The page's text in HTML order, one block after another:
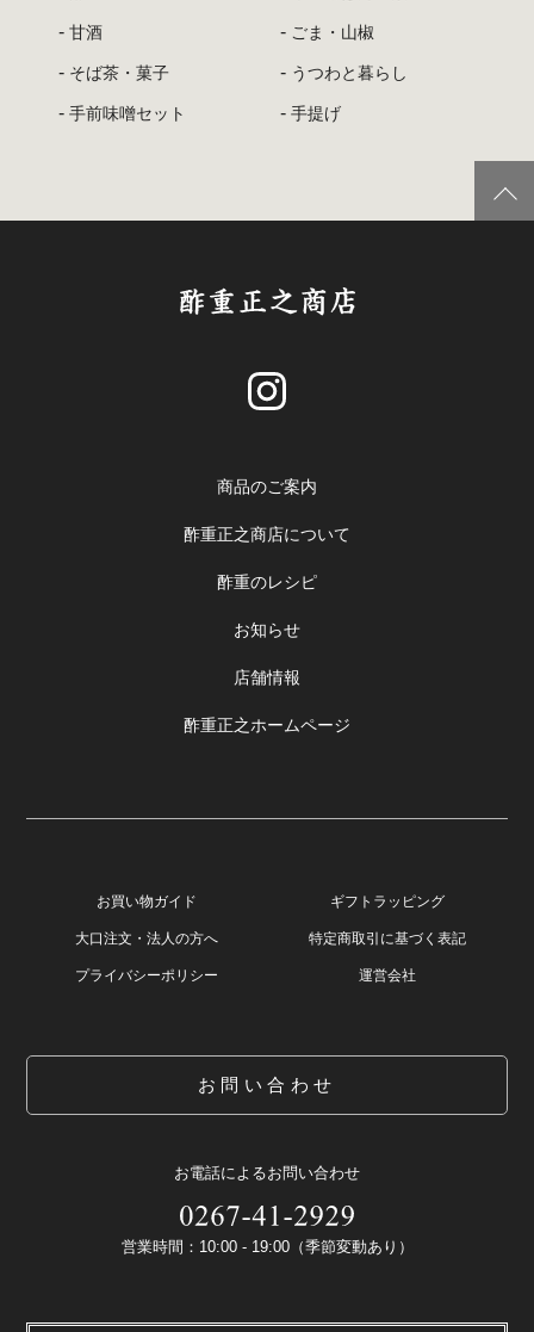
甘酒 ごま・山椒
そば茶・菓子 うつわと暮らし
手前味噌セット 手提げ
商品のご案内
酢重正之商店について
酢重のレシピ
お知らせ
店舗情報
酢重正之ホームページ
お買い物ガイド ギフトラッピング
大口注文・法人の方へ 特定商取引に基づく表記
プライバシーポリシー 運営会社
お問い合わせ
お電話によるお問い合わせ
営業時間：10:00 - 19:00（季節変動あり）